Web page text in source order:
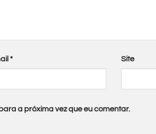
* Site
a próxima vez que eu comentar.